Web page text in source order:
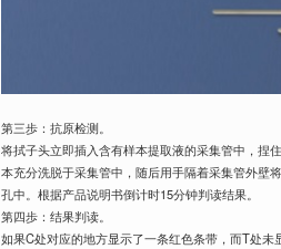
第三歩：抗原检测。
将拭子头立即插入含有样本提取液的采集管中，捏
本充分洗脱于采集管中，随后用手隔着采集管外壁
孔中。根据产品说明书倒计时15分钟判读结果。
第四歩：结果判读。
如果C处对应的地方显示了一条红色条带，而T处